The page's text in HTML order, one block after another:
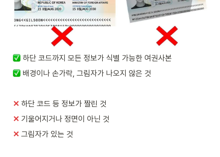
하단 코드까지 모든 정보가 식별 가능한 여권사본
배경이나 손가락, 그림자가 나오지 않은 것
✕ 하단 코드 등 정보가 짤린 것
✕ 기울어지거나 정면이 아닌 것
✕ 그림자가 있는 것